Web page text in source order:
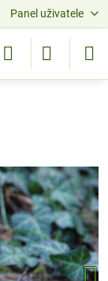
Panel uživatele